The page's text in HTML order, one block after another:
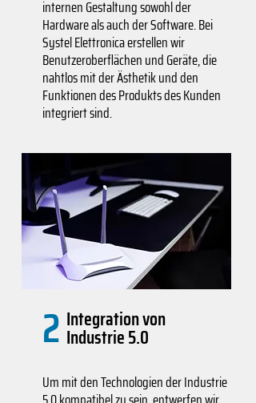
internen Gestaltung sowohl der
Hardware als auch der Software. Bei
Systel Elettronica erstellen wir
Benutzeroberflächen und Geräte, die
nahtlos mit der Ästhetik und den
Funktionen des Produkts des Kunden
integriert sind.
2 Integration von
Industrie 5.0
Um mit den Technologien der Industrie